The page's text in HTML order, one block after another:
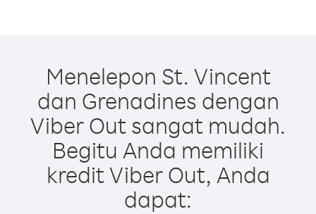
Menelepon St. Vincent
dan Grenadines dengan
Viber Out sangat mudah.
Begitu Anda memiliki
kredit Viber Out, Anda
dapat: